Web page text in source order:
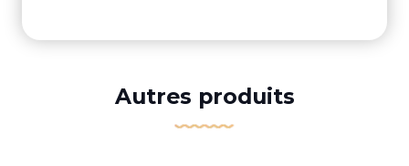
Autres produits